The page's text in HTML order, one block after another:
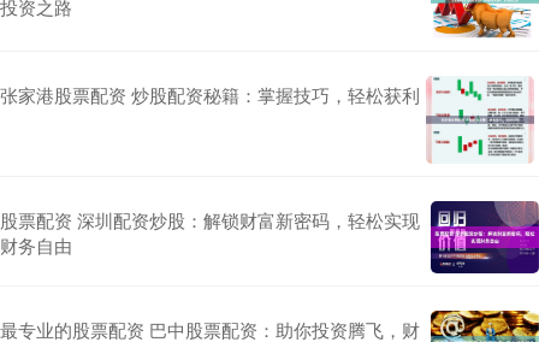
投资之路
张家港股票配资 炒股配资秘籍：掌握技巧，轻松获利
股票配资 深圳配资炒股：解锁财富新密码，轻松实现
财务自由
最专业的股票配资 巴中股票配资：助你投资腾飞，财